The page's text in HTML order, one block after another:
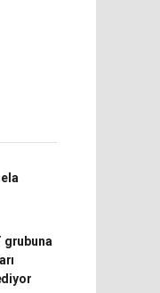
grubuna